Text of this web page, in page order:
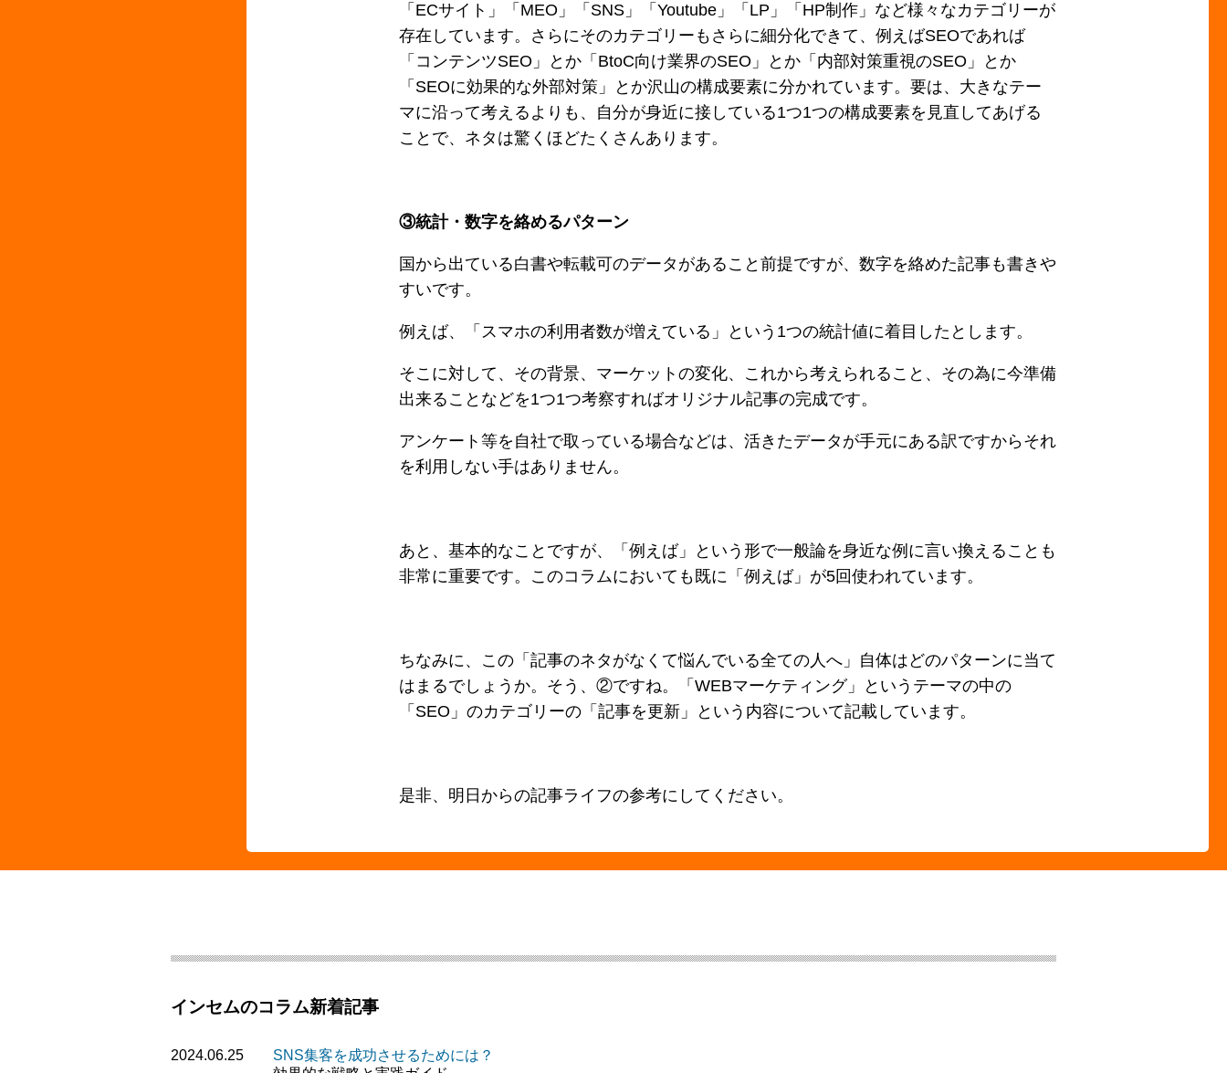
「ECサイト」「MEO」「SNS」「Youtube」「LP」「HP制作」など様々なカテゴリーが
存在しています。さらにそのカテゴリーもさらに細分化できて、例えばSEOであれば
「コンテンツSEO」とか「BtoC向け業界のSEO」とか「内部対策重視のSEO」とか
「SEOに効果的な外部対策」とか沢山の構成要素に分かれています。要は、大きなテー
マに沿って考えるよりも、自分が身近に接している1つ1つの構成要素を見直してあげる
ことで、ネタは驚くほどたくさんあります。
③統計・数字を絡めるパターン
国から出ている白書や転載可のデータがあること前提ですが、数字を絡めた記事も書きや
すいです。
例えば、「スマホの利用者数が増えている」という1つの統計値に着目したとします。
そこに対して、その背景、マーケットの変化、これから考えられること、その為に今準備
出来ることなどを1つ1つ考察すればオリジナル記事の完成です。
アンケート等を自社で取っている場合などは、活きたデータが手元にある訳ですからそれ
を利用しない手はありません。
あと、基本的なことですが、「例えば」という形で一般論を身近な例に言い換えることも
非常に重要です。このコラムにおいても既に「例えば」が5回使われています。
ちなみに、この「記事のネタがなくて悩んでいる全ての人へ」自体はどのパターンに当て
はまるでしょうか。そう、②ですね。「WEBマーケティング」というテーマの中の
「SEO」のカテゴリーの「記事を更新」という内容について記載しています。
是非、明日からの記事ライフの参考にしてください。
インセムのコラム新着記事
2024.06.25
SNS集客を成功させるためには？